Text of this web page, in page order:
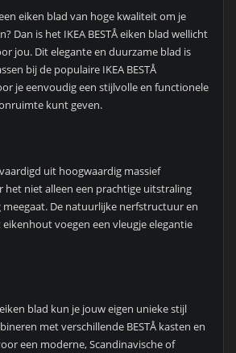
eiken blad van hoge kwaliteit om je
Dan is het IKEA BESTÅ eiken blad wellicht
jou. Dit elegante en duurzame blad is
bij de populaire IKEA BESTÅ
je eenvoudig een stijlvolle en functionele
kunt geven.
uit hoogwaardig massief
niet alleen een prachtige uitstraling
meegaat. De natuurlijke nerfstructuur en
voegen een vleugje elegantie
blad kun je jouw eigen unieke stijl
met verschillende BESTÅ kasten en
een moderne, Scandinavische of